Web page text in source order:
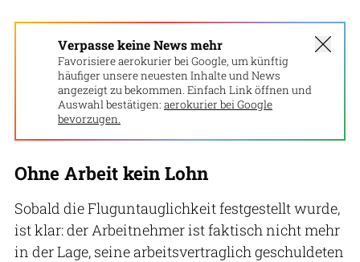
Verpasse keine News mehr
Favorisiere aerokurier bei Google, um künftig
häufiger unsere neuesten Inhalte und News
angezeigt zu bekommen. Einfach Link öffnen und
Auswahl bestätigen: aerokurier bei Google
bevorzugen.
Ohne Arbeit kein Lohn
Sobald die Fluguntauglichkeit festgestellt wurde,
ist klar: der Arbeitnehmer ist faktisch nicht mehr
in der Lage, seine arbeitsvertraglich geschuldeten